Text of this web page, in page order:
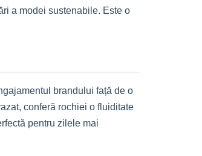
a modei sustenabile. Este o
brandului față de o
conferă rochiei o fluiditate
pentru zilele mai